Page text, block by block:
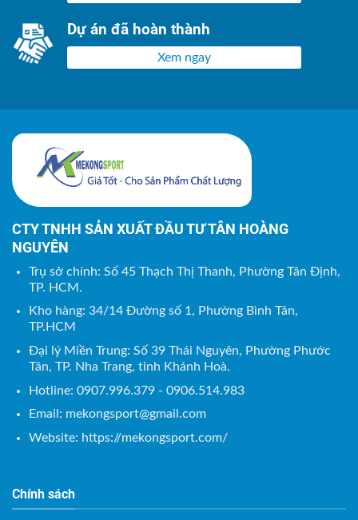
Dự án đã hoàn thành
Xem ngay
CTY TNHH SẢN XUẤT ĐẦU TƯ TÂN HOÀNG
NGUYÊN
Trụ sở chính: Số 45 Thạch Thị Thanh, Phường Tân Định,
TP. HCM.
Kho hàng: 34/14 Đường số 1, Phường Bình Tân,
TP.HCM
Đại lý Miền Trung: Số 39 Thái Nguyên, Phường Phước
Tân, TP. Nha Trang, tỉnh Khánh Hoà.
Hotline: 0907.996.379 - 0906.514.983
Email: mekongsport@gmail.com
Website: https://mekongsport.com/
Chính sách